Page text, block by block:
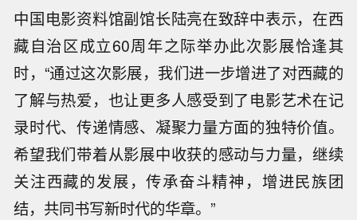
中国电影资料馆副馆长陆亮在致辞中表示，在西
藏自治区成立60周年之际举办此次影展恰逢其
时，“通过这次影展，我们进一步增进了对西藏的
了解与热爱，也让更多人感受到了电影艺术在记
录时代、传递情感、凝聚力量方面的独特价值。
希望我们带着从影展中收获的感动与力量，继续
关注西藏的发展，传承奋斗精神，增进民族团
结，共同书写新时代的华章。”